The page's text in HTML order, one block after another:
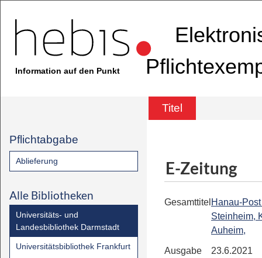
Information auf den Punkt
Titel
Pflichtabgabe
Ablieferung
Alle Bibliotheken
Universitäts- und
Landesbibliothek Darmstadt
Universitätsbibliothek Frankfurt
E-Zeitung
Gesamttitel Hanau-
Steinheim,
Auheim,
Ausgabe
23.6.2021